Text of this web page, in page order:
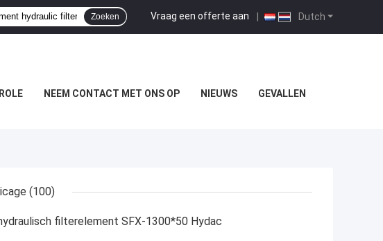
Dutch
Vraag een offerte aan |
Zoeken
NEEM CONTACT MET ONS OP NIEUWS GEVALLEN
(100)
filterelement SFX-1300*50 Hydac